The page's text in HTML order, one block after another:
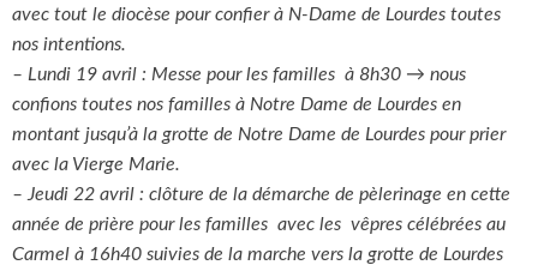
avec tout le diocèse pour confier à N-Dame de Lourdes toutes
nos intentions.
– Lundi 19 avril : Messe pour les familles à 8h30 → nous
confions toutes nos familles à Notre Dame de Lourdes en
montant jusqu’à la grotte de Notre Dame de Lourdes pour prier
avec la Vierge Marie.
– Jeudi 22 avril : clôture de la démarche de pèlerinage en cette
année de prière pour les familles avec les vêpres célébrées au
Carmel à 16h40 suivies de la marche vers la grotte de Lourdes